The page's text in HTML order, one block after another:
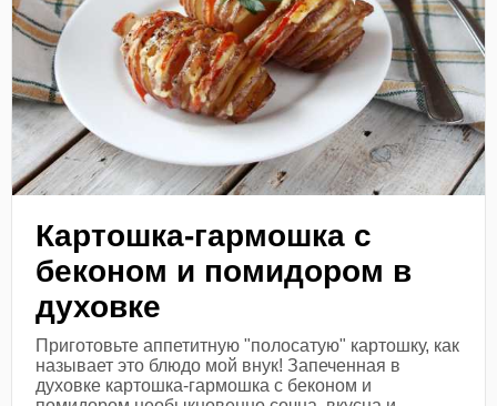
Картошка-гармошка с
беконом и помидором в
духовке
Приготовьте аппетитную "полосатую" картошку, как
называет это блюдо мой внук! Запеченная в
духовке картошка-гармошка с беконом и